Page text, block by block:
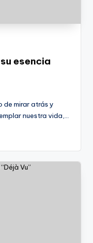
esencia
de mirar atrás y
nuestra vida,…